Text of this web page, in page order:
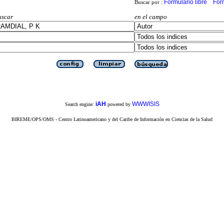
Buscar por : Formulario libre
en el campo
Search engine: iAH powered by WWWISIS
BIREME/OPS/OMS - Centro Latinoamericano y del Caribe de Información en Ciencias de la Salud